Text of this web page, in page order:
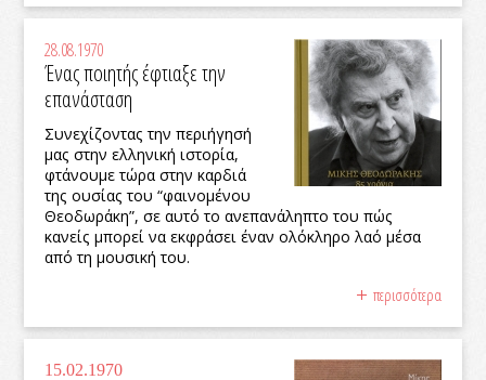
28.08.1970
Ένας ποιητής έφτιαξε την
επανάσταση
Συνεχίζοντας την περιήγησή
μας στην ελληνική ιστορία,
φτάνουμε τώρα στην καρδιά
της ουσίας του “φαινομένου
Θεοδωράκη”, σε αυτό το ανεπανάληπτο του πώς
κανείς μπορεί να εκφράσει έναν ολόκληρο λαό μέσα
από τη μουσική του.
περισσότερα
15.02.1970